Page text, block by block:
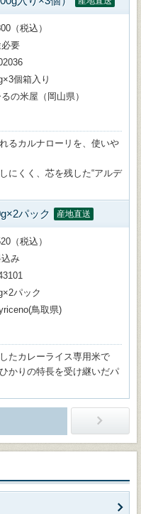
（税込）
要
個箱入り
の米屋（岡山県）
るカルナローリを、使いや
にくく、芯を残した“アルデ
パック 産地直送
（税込）
み
パック
鳥取県)
たカレーライス専用米で
かりの特長を受け継いだパ